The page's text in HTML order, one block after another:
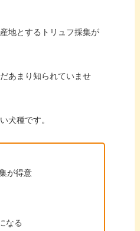
地とするトリュフ採集が
あまり知られていませ
犬種です。
が得意
なる